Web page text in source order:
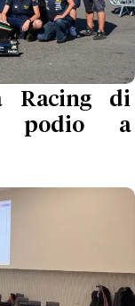
Racing di
podio a